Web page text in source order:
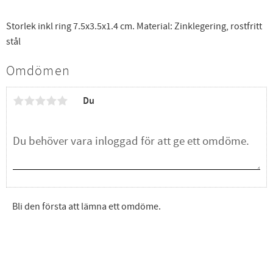
Storlek inkl ring 7.5x3.5x1.4 cm. Material: Zinklegering, rostfritt
stål
Omdömen
Du
Bli den första att lämna ett omdöme.